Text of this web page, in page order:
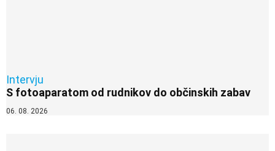
Intervju
S fotoaparatom od rudnikov do občinskih zabav
06. 08. 2026